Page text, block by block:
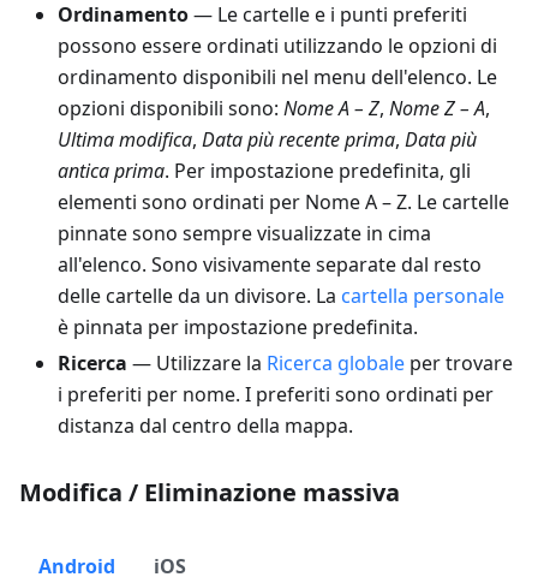
Ordinamento— Le cartelle e i punti preferiti
possono essere ordinati utilizzando le opzioni di
ordinamento disponibili nel menu dell'elenco. Le
opzioni disponibili sono: Nome A – Z, Nome Z – A,
Ultima modifica, Data più recente prima, Data più
antica prima. Per impostazione predefinita, gli
elementi sono ordinati per Nome A – Z. Le cartelle
pinnate sono sempre visualizzate in cima
all'elenco. Sono visivamente separate dal resto
delle cartelle da un divisore. La cartella personale
è pinnata per impostazione predefinita.
Ricerca — Utilizzare la Ricerca globale per trovare
i preferiti per nome. I preferiti sono ordinati per
distanza dal centro della mappa.
Modifica / Eliminazione massiva
Android iOS